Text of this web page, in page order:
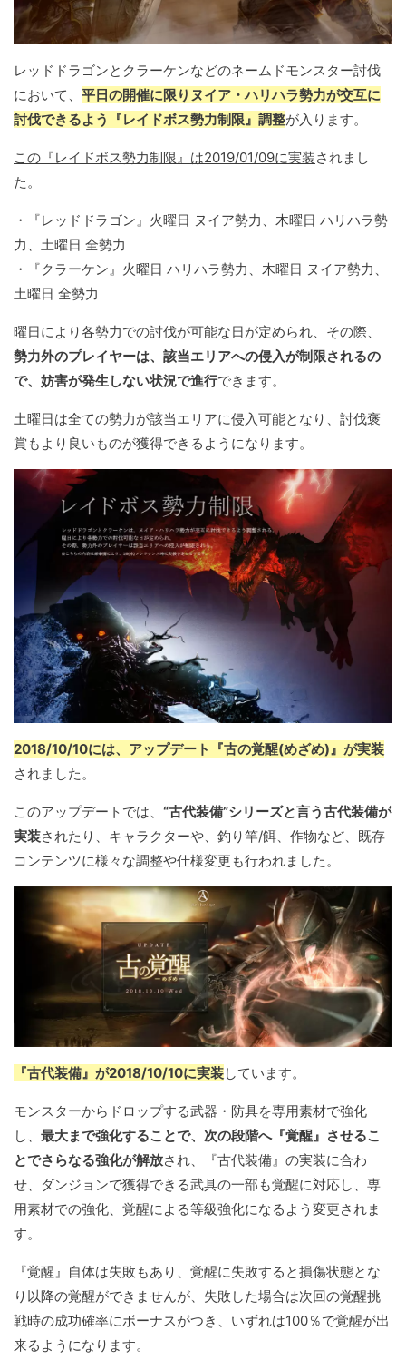
レッドドラゴンとクラーケンなどのネームドモンスター討伐
において、 平日の開催に限りヌイア・ハリハラ勢力が交互に
討伐できるよう『レイドボス勢力制限』調整が入ります。
この『レイドボス勢力制限』は2019/01/09に実装されまし
た。
・『レッドドラゴン』火曜日 ヌイア勢力、木曜日 ハリハラ勢
力、土曜日 全勢力
・『クラーケン』火曜日 ハリハラ勢力、木曜日 ヌイア勢力、
土曜日 全勢力
曜日により各勢力での討伐が可能な日が定められ、その際、
勢力外のプレイヤーは、該当エリアへの侵入が制限されるの
で、妨害が発生しない状況で進行できます。
土曜日は全ての勢力が該当エリアに侵入可能となり、討伐褒
賞もより良いものが獲得できるようになります。
2018/10/10には、アップデート『古の覚醒(めざめ)』が実装
されました。
このアップデートでは、 “古代装備”シリーズと言う古代装備が
実装されたり、キャラクターや、釣り竿/餌、作物など、既存
コンテンツに様々な調整や仕様変更も行われました。
『古代装備』が2018/10/10に実装しています。
モンスターからドロップする武器・防具を専用素材で強化
し、 最大まで強化することで、次の段階へ『覚醒』させるこ
とでさらなる強化が解放され、『古代装備』の実装に合わ
せ、ダンジョンで獲得できる武具の一部も覚醒に対応し、専
用素材での強化、覚醒による等級強化になるよう変更されま
す。
『覚醒』自体は失敗もあり、覚醒に失敗すると損傷状態とな
り以降の覚醒ができませんが、失敗した場合は次回の覚醒挑
戦時の成功確率にボーナスがつき、いずれは100％で覚醒が出
来るようになります。